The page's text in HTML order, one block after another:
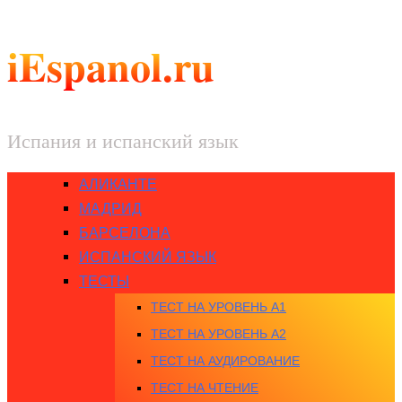
iEspanol.ru
Испания и испанский язык
АЛИКАНТЕ
МАДРИД
БАРСЕЛОНА
ИСПАНСКИЙ ЯЗЫК
ТЕСТЫ
ТЕСТ НА УРОВЕНЬ A1
ТЕСТ НА УРОВЕНЬ A2
ТЕСТ НА АУДИРОВАНИЕ
ТЕСТ НА ЧТЕНИЕ